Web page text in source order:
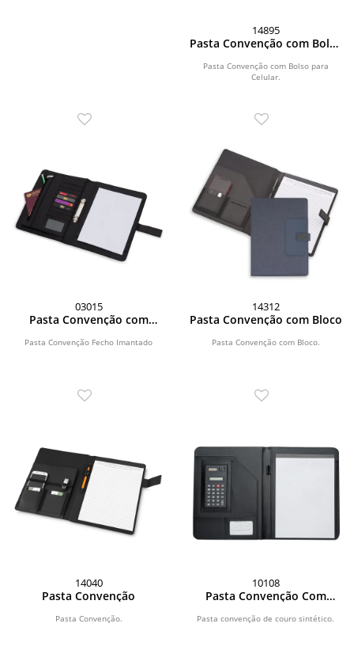
14895
Pasta Convenção com Bolso
Pasta Convenção com Bolso para
Celular.
03015
Pasta Convenção com
Pasta Convenção Fecho Imantado
14312
Pasta Convenção com Bloco
Pasta Convenção com Bloco.
14040
Pasta Convenção
Pasta Convenção.
10108
Pasta Convenção Com
Pasta convenção de couro sintético.